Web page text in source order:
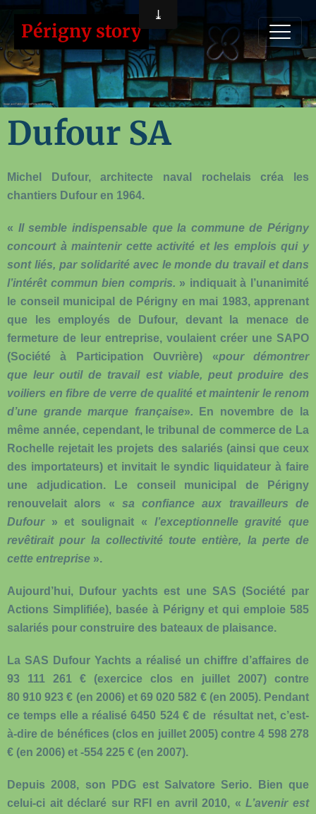
Périgny story
Dufour SA
Michel Dufour, architecte naval rochelais créa les
chantiers Dufour en 1964.
« Il semble indispensable que la commune de Périgny
concourt à maintenir cette activité et les emplois qui y
sont liés, par solidarité avec le monde du travail et dans
l’intérêt commun bien compris. » indiquait à l’unanimité
le conseil municipal de Périgny en mai 1983, apprenant
que les employés de Dufour, devant la menace de
fermeture de leur entreprise, voulaient créer une SAPO
(Société à Participation Ouvrière) «pour démontrer
que leur outil de travail est viable, peut produire des
voiliers en fibre de verre de qualité et maintenir le renom
d’une grande marque française». En novembre de la
même année, cependant, le tribunal de commerce de La
Rochelle rejetait les projets des salariés (ainsi que ceux
des importateurs) et invitait le syndic liquidateur à faire
une adjudication. Le conseil municipal de Périgny
renouvelait alors « sa confiance aux travailleurs de
Dufour» et soulignait « l’exceptionnelle gravité que
revêtirait pour la collectivité toute entière, la perte de
cette entreprise ».
Aujourd’hui, Dufour yachts est une SAS (Société par
Actions Simplifiée), basée à Périgny et qui emploie 585
salariés pour construire des bateaux de plaisance.
La SAS Dufour Yachts a réalisé un chiffre d’affaires de
93 111 261 € (exercice clos en juillet 2007) contre
80 910 923 € (en 2006) et 69 020 582 € (en 2005). Pendant
ce temps elle a réalisé 6450 524 € de résultat net, c’est-
à-dire de bénéfices (clos en juillet 2005) contre 4 598 278
€ (en 2006) et -554 225 € (en 2007).
Depuis 2008, son PDG est Salvatore Serio. Bien que
celui-ci ait déclaré sur RFI en avril 2010, «L’avenir est